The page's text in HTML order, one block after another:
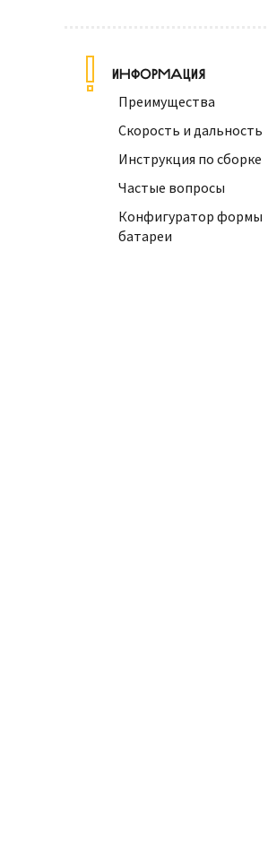
ИНФОРМАЦИЯ
Преимущества
Скорость и дальность
Инструкция по сборке
Частые вопросы
Конфигуратор формы
батареи